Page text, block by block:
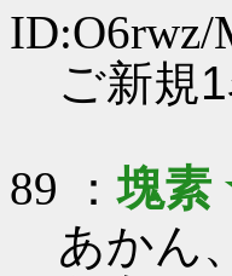
ID:O6rwz/
ご新規
89 ：塊
あかん